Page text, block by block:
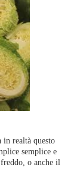
in realtà questo
semplice e
o anche il